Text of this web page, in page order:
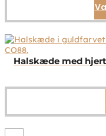
Halskæde med